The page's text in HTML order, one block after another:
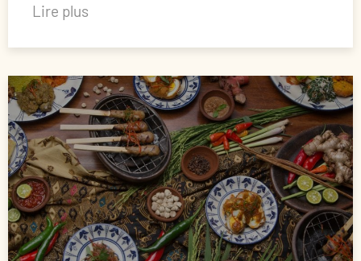
Lire plus